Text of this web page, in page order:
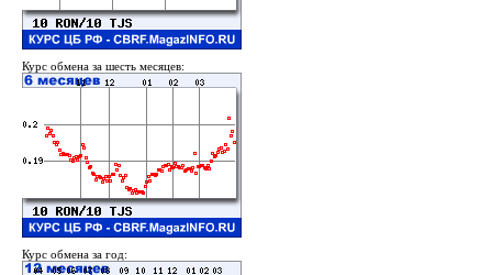
Курс обмена за шесть месяцев:
Курс обмена за год: